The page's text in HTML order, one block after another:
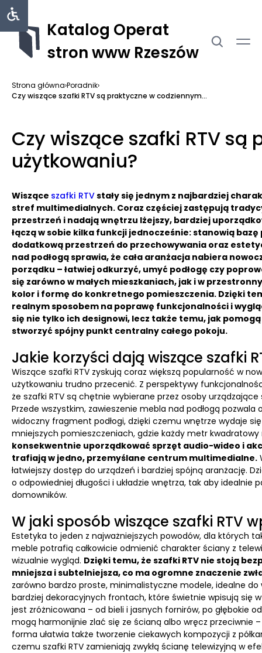
Katalog Operat
stron www Rzeszów
Strona główna›Poradnik›
Czy wiszące szafki RTV są praktyczne w codziennym...
Czy wiszące szafki RTV
użytkowaniu?
Wiszące szafki RTVstały się jednym z najbardziej
stref multimedialnych. Coraz częściej zastępują
przestrzeń i nadają wnętrzu lżejszy, bardziej
łączą w sobie kilka funkcji jednocześnie: stanowią
dodatkową przestrzeń do przechowywania oraz
nad podłogą sprawia, że cała aranżacja nabiera
porządku – łatwiej odkurzyć, umyć podłogę czy
się zarówno w małych mieszkaniach, jak i w
kolor i formę do konkretnego pomieszczenia. Dzięki
realnym sposobem na poprawę funkcjonalności i
się nie tylko ich designowi, lecz także temu, jak
stworzyć spójny punkt centralny całego pokoju.
Jakie korzyści dają wiszące szafki
Wiszące szafki RTV zyskują coraz większą popularność w
użytkowaniu trudno przecenić. Z perspektywy
że szafki RTV są chętnie wybierane przez osoby
Przede wszystkim, zawieszenie mebla nad podłogą
widoczny fragment podłogi, dzięki czemu wnętrze wydaje
mniejszych pomieszczeniach, gdzie każdy metr
konsekwentnie uporządkować sprzęt audio-wideo i
trafiają w jedno, przemyślane centrum multimedialne.
łatwiejszy dostęp do urządzeń i bardziej spójną aranżację.
o odpowiedniej długości i układzie wnętrza, tak aby
domowników.
W jaki sposób wiszące szafki RTV
Estetyka to jeden z najważniejszych powodów, dla których
meble potrafią całkowicie odmienić charakter ściany z
wizualnie wygląd. Dzięki temu, że szafki RTV nie stoją
mniejsza i subtelniejsza, co ma ogromne znaczenie
zarówno bardzo proste, minimalistyczne modele, idealne
bardziej dekoracyjnych frontach, które świetnie wpisują się
jest zróżnicowana – od bieli i jasnych fornirów, po głębokie
mogą harmonijnie zlać się ze ścianą albo wręcz
forma ułatwia także tworzenie ciekawych kompozycji z
czemu szafki RTV zamieniają zwykłą ścianę telewizyjną w